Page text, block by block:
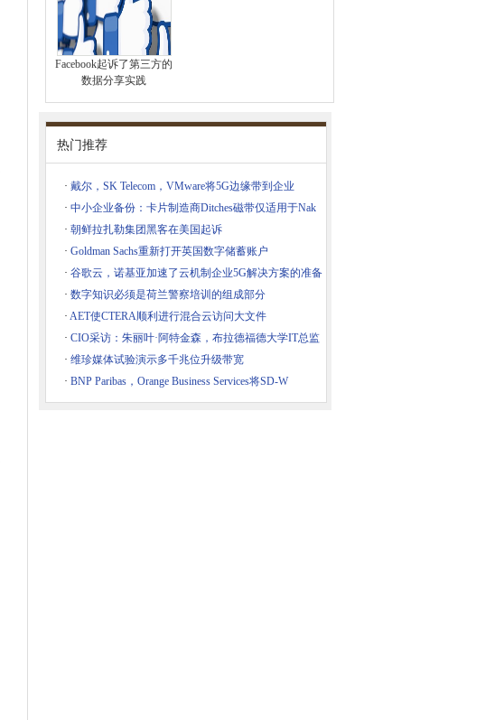
Facebook起诉了第三方的
数据分享实践
热门推荐
· 戴尔，SK Telecom，VMware将5G边缘带到企业
· 中小企业备份：卡片制造商Ditches磁带仅适用于Nak
· 朝鲜拉扎勒集团黑客在美国起诉
· Goldman Sachs重新打开英国数字储蓄账户
· 谷歌云，诺基亚加速了云机制企业5G解决方案的准备
· 数字知识必须是荷兰警察培训的组成部分
· AET使CTERA顺利进行混合云访问大文件
· CIO采访：朱丽叶·阿特金森，布拉德福德大学IT总监
· 维珍媒体试验演示多千兆位升级带宽
· BNP Paribas，Orange Business Services将SD-W